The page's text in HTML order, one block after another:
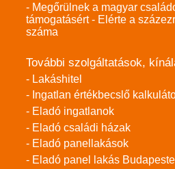
- Megőrülnek a magyar
támogatásért - Elérte a
száma
További szolgáltatások,
- Lakáshitel
- Ingatlan értékbecslő
- Eladó ingatlanok
- Eladó családi házak
- Eladó panellakások
- Eladó panel lakás